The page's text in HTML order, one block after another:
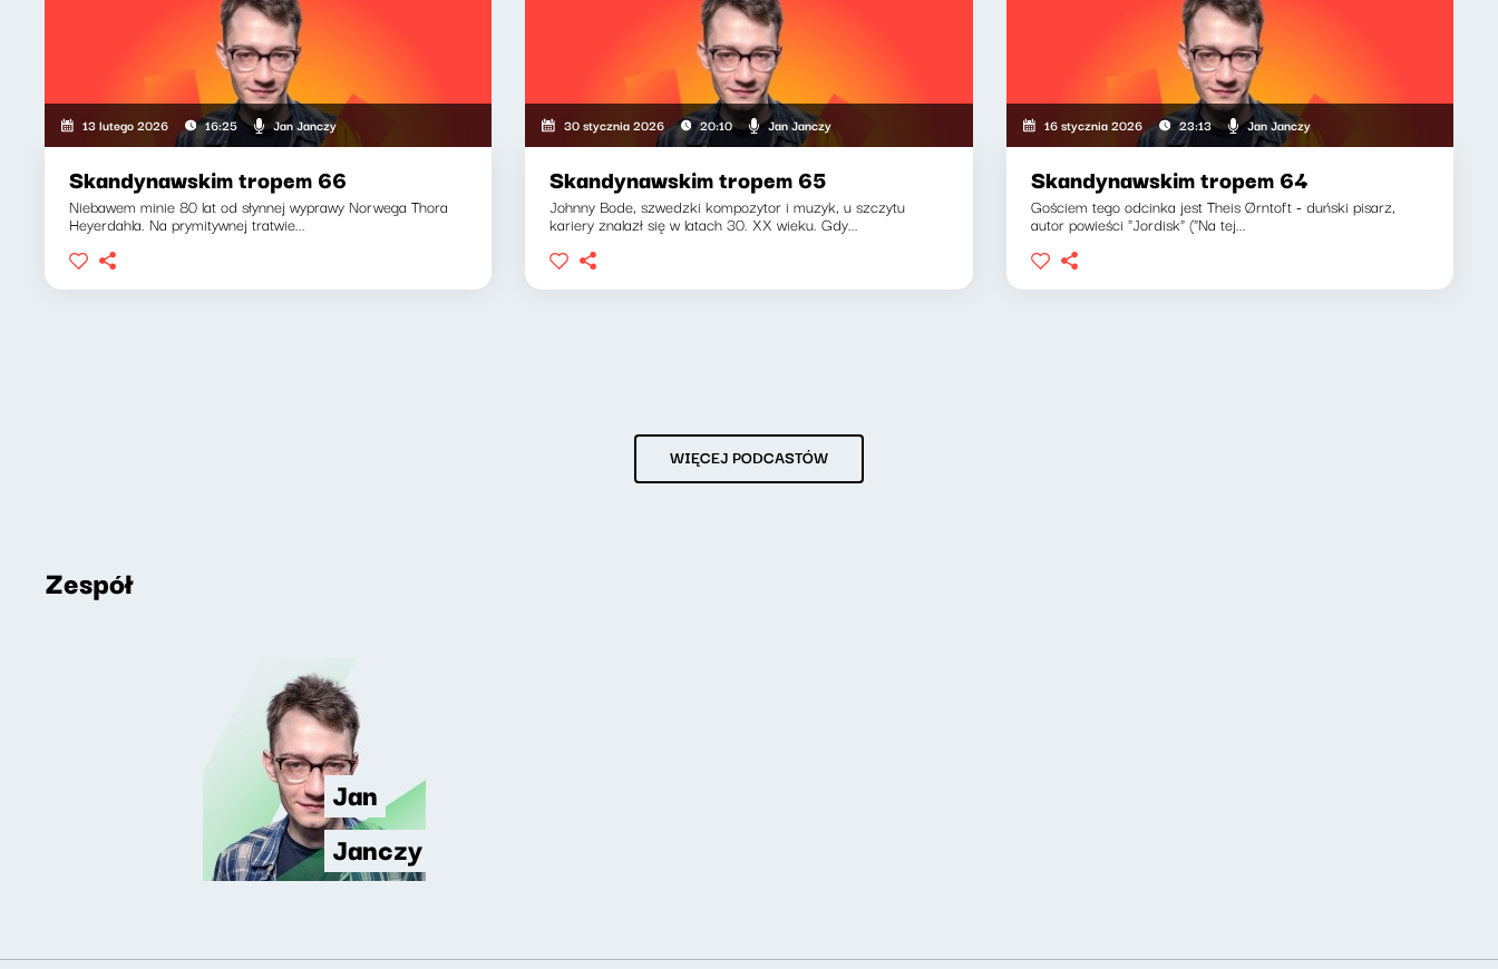
13 lutego 2026 16:25 Jan Janczy
Skandynawskim tropem 66
Niebawem minie 80 lat od słynnej wyprawy Norwega Thora
Heyerdahla. Na prymitywnej tratwie...
30 stycznia 2026 20:10 Jan Janczy
Skandynawskim tropem 65
Johnny Bode, szwedzki kompozytor i muzyk, u szczytu
kariery znalazł się w latach 30. XX wieku. Gdy...
16 stycznia 2026 23:13 Jan Janczy
Skandynawskim tropem 64
Gościem tego odcinka jest Theis Ørntoft - duński pisarz,
autor powieści "Jordisk" ("Na tej...
WIĘCEJ PODCASTÓW
Zespół
Jan
Janczy